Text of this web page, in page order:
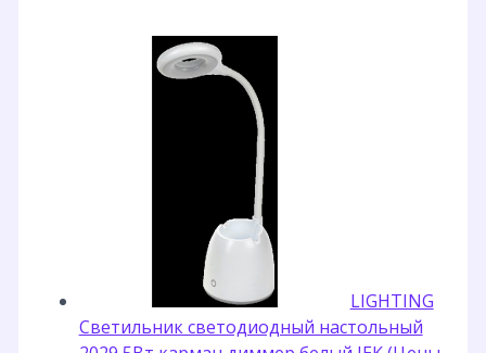
LIGHTING
Светильник светодиодный настольный